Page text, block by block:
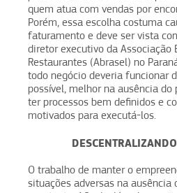
quem atua com vendas por
Porém, essa escolha costuma
faturamento e deve ser vista
diretor executivo da Associação
Restaurantes (Abrasel) no
todo negócio deveria funcionar
possível, melhor na ausência
ter processos bem definidos e
motivados para executá-los.
O trabalho de manter o
situações adversas na ausência